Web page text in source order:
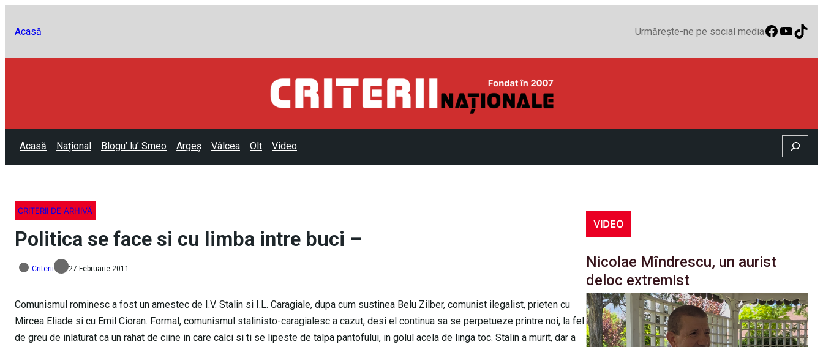
Acasă Urmărește-ne pe social media
Acasă Național Blogu’ lu’ Smeo Argeș Vâlcea Olt Video Search
CRITERII DE ARHIVĂ
Politica se face si cu limba intre buci –
Criterii 27 Februarie 2011
Comunismul rominesc a fost un amestec de I.V. Stalin si I.L. Caragiale, dupa cum sustinea Belu Zilber, comunist ilegalist, prieten cu
Mircea Eliade si cu Emil Cioran. Formal, comunismul stalinisto-caragialesc a cazut, desi el continua sa se perpetueze printre noi, la fel
de greu de inlaturat ca un rahat de ciine in care calci si ti se lipeste de talpa pantofului, in golul acela de linga toc. Stalin a murit, dar a
VIDEO
Nicolae Mîndrescu, un aurist
deloc extremist